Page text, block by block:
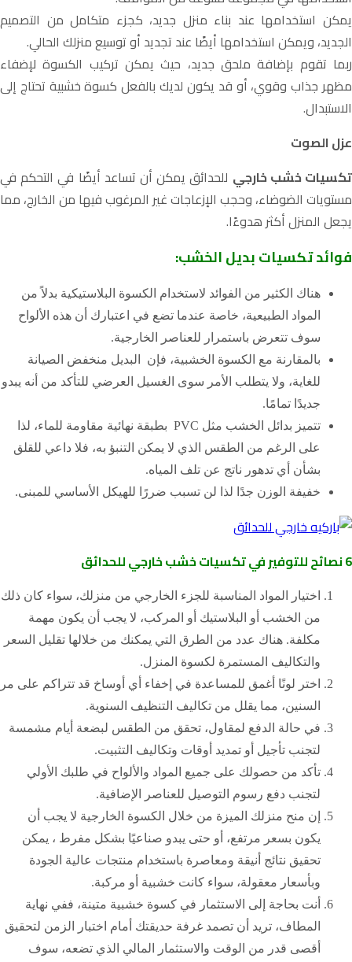
يمكن استخدامها عند بناء منزل جديد، كجزء متكامل من التصميم
الجديد، ويمكن استخدامها أيضًا عند تجديد أو توسيع منزلك الحالي.
ربما تقوم بإضافة ملحق جديد، حيث يمكن تركيب الكسوة لإضفاء
مظهر جذاب وقوي، أو قد يكون لديك بالفعل كسوة خشبية تحتاج إلى
الاستبدال.
عزل الصوت
تكسيات خشب خارجي للحدائق يمكن أن تساعد أيضًا في التحكم في
مستويات الضوضاء، وحجب الإزعاجات غير المرغوب فيها من الخارج، مما
يجعل المنزل أكثر هدوءًا.
فوائد تكسيات بديل الخشب:
هناك الكثير من الفوائد لاستخدام الكسوة البلاستيكية بدلاً من
المواد الطبيعية، خاصة عندما تضع في اعتبارك أن هذه الألواح
سوف تتعرض باستمرار للعناصر الخارجية.
بالمقارنة مع الكسوة الخشبية، فإن البديل منخفض الصيانة
للغاية، ولا يتطلب الأمر سوى الغسيل العرضي للتأكد من أنه يبدو
جديدًا تمامًا.
تتميز بدائل الخشب مثل PVC بطبقة نهائية مقاومة للماء، لذا
على الرغم من الطقس الذي لا يمكن التنبؤ به، فلا داعي للقلق
بشأن أي تدهور ناتج عن تلف المياه.
خفيفة الوزن جدًا لذا لن تسبب ضررًا للهيكل الأساسي للمبنى.
6 نصائح للتوفير في تكسيات خشب خارجي للحدائق
اختيار المواد المناسبة للجزء الخارجي من منزلك، سواء كان ذلك
من الخشب أو البلاستيك أو المركب، لا يجب أن يكون مهمة
مكلفة. هناك عدد من الطرق التي يمكنك من خلالها تقليل السعر
والتكاليف المستمرة لكسوة المنزل.
اختر لونًا أغمق للمساعدة في إخفاء أي أوساخ قد تتراكم على مر
السنين، مما يقلل من تكاليف التنظيف السنوية.
في حالة الدفع لمقاول، تحقق من الطقس لبضعة أيام مشمسة
لتجنب تأجيل أو تمديد أوقات وتكاليف التثبيت.
تأكد من حصولك على جميع المواد والألواح في طلبك الأولي
لتجنب دفع رسوم التوصيل للعناصر الإضافية.
إن منح منزلك الميزة من خلال الكسوة الخارجية لا يجب أن
يكون بسعر مرتفع، أو حتى يبدو صناعيًا بشكل مفرط ، يمكن
تحقيق نتائج أنيقة ومعاصرة باستخدام منتجات عالية الجودة
وبأسعار معقولة، سواء كانت خشبية أو مركبة.
أنت بحاجة إلى الاستثمار في كسوة خشبية متينة، ففي نهاية
المطاف، تريد أن تصمد غرفة حديقتك أمام اختبار الزمن لتحقيق
أقصى قدر من الوقت والاستثمار المالي الذي تضعه، سوف